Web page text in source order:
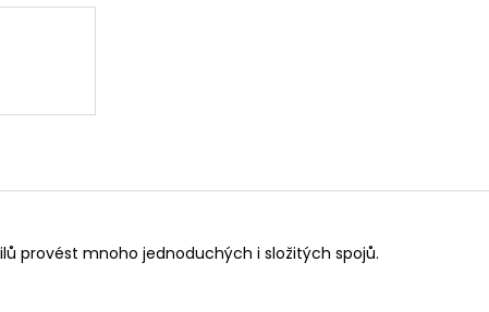
provést mnoho jednoduchých i složitých spojů.